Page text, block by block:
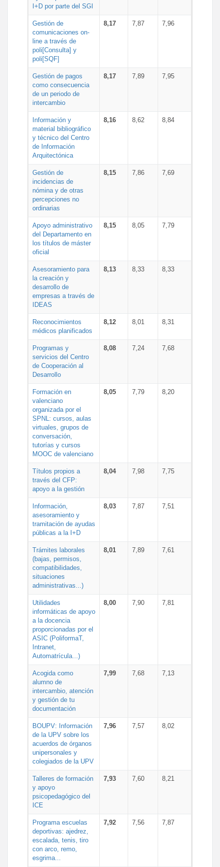
I+D por parte del SGI
Gestión de
comunicaciones on-
line a través de
poli[Consulta] y
poli[SQF]
8,17 7,87 7,96
Gestión de pagos
como consecuencia
de un periodo de
intercambio
8,17 7,89 7,95
Información y
material bibliográfico
y técnico del Centro
de Información
Arquitectónica
8,16 8,62 8,84
Gestión de
incidencias de
nómina y de otras
percepciones no
ordinarias
8,15 7,86 7,69
Apoyo administrativo
del Departamento en
los títulos de máster
oficial
8,15 8,05 7,79
Asesoramiento para
la creación y
desarrollo de
empresas a través de
IDEAS
8,13 8,33 8,33
Reconocimientos
médicos planificados
8,12 8,01 8,31
Programas y
servicios del Centro
de Cooperación al
Desarrollo
8,08 7,24 7,68
Formación en
valenciano
organizada por el
SPNL: cursos, aulas
virtuales, grupos de
conversación,
tutorías y cursos
MOOC de valenciano
8,05 7,79 8,20
Títulos propios a
través del CFP:
apoyo a la gestión
8,04 7,98 7,75
Información,
asesoramiento y
tramitación de ayudas
públicas a la I+D
8,03 7,87 7,51
Trámites laborales
(bajas, permisos,
compatibilidades,
situaciones
administrativas...)
8,01 7,89 7,61
Utilidades
informáticas de apoyo
a la docencia
proporcionadas por el
ASIC (PoliformaT,
Intranet,
Automatrícula...)
8,00 7,90 7,81
Acogida como
alumno de
intercambio, atención
y gestión de tu
documentación
7,99 7,68 7,13
BOUPV: Información
de la UPV sobre los
acuerdos de órganos
unipersonales y
colegiados de la UPV
7,96 7,57 8,02
Talleres de formación
y apoyo
psicopedagógico del
ICE
7,93 7,60 8,21
Programa escuelas
deportivas: ajedrez,
escalada, tenis, tiro
con arco, remo,
esgrima...
7,92 7,56 7,87